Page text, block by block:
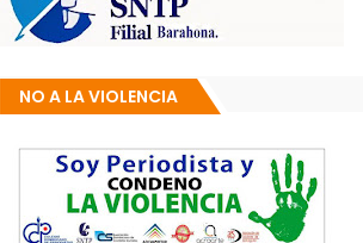
NO A LA VIOLENCIA